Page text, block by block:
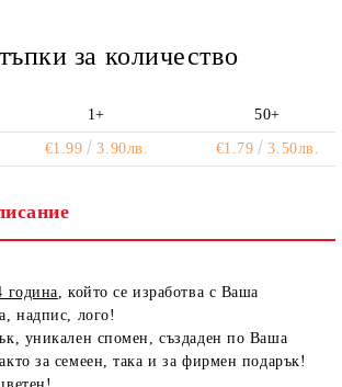
за количество
1+ 50+
€1.99 3.90лв. €1.79 3.50лв.
година, който се изработва с Ваша
надпис, лого!
уникален спомен, създаден по Ваша
за семеен, така и за фирмен подарък!